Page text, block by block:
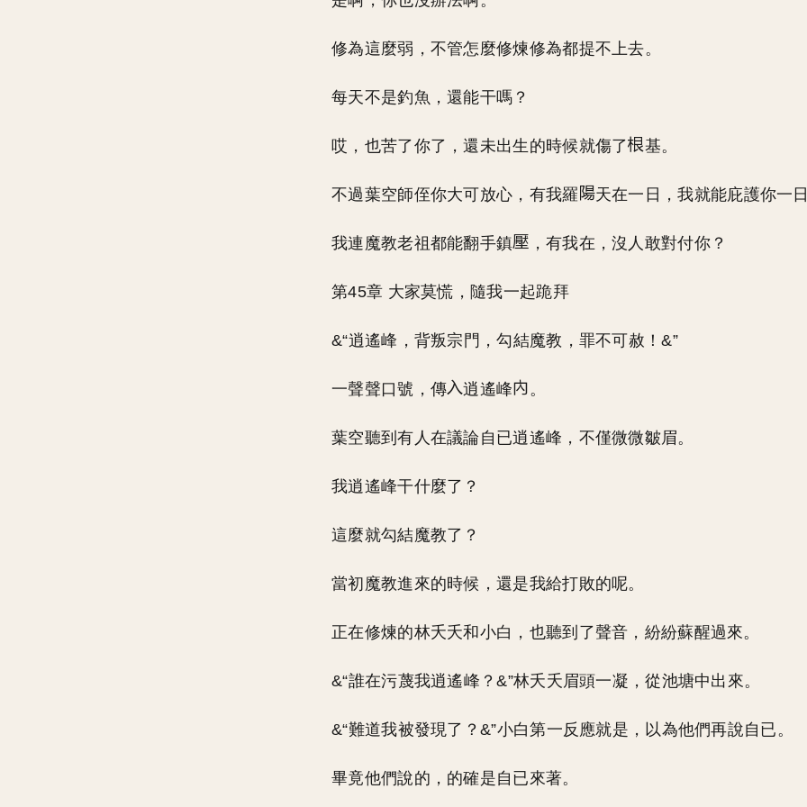
修為這麼弱，不管怎麼修煉修為都提不上去。
每天不是釣魚，還能干嗎？
哎，也苦了你了，還未出生的時候就傷了 基。
不過葉空師侄你大可放心，有我羅 天在一日，我就能庇護你一
我連魔教老祖都能翻手鎮 ，有我在，沒人敢對付你？
第45章 大家莫慌，隨我一起跪拜
&“逍遙峰，背叛宗門，勾結魔教，罪不可赦！&”
一聲聲口號，傳 逍遙峰 。
葉空聽到有人在議論自已逍遙峰，不僅微微皺眉。
我逍遙峰干什麼了？
這麼就勾結魔教了？
當初魔教進來的時候，還是我給打敗的呢。
正在修煉的林夭夭和小白，也聽到了聲音，紛紛蘇醒過來。
&“誰在污蔑我逍遙峰？&”林夭夭眉頭一凝，從池塘中出來。
&“難道我被發現了？&”小白第一反應就是，以為他們再說自已。
畢竟他們說的，的確是自已來著。